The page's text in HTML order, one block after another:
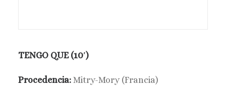
TENGO QUE (10′)
Procedencia: Mitry-Mory (Francia)